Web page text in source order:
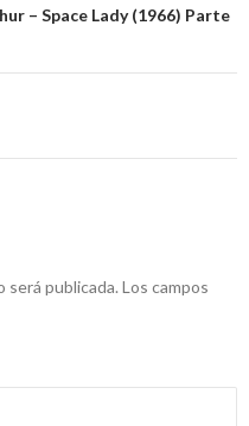
– Space Lady (1966) Parte
será publicada. Los campos